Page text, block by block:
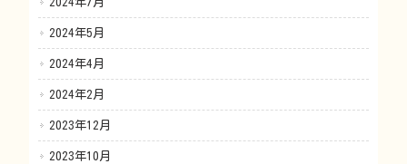
2024年5月
2024年4月
2024年2月
2023年12月
2023年10月